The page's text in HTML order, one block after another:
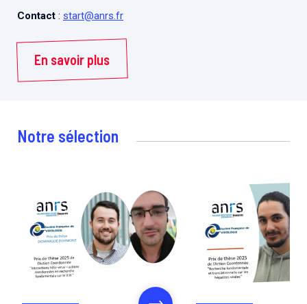
Contact : start@anrs.fr
En savoir plus
Notre sélection